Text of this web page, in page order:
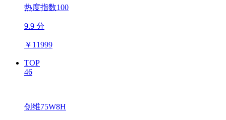
热度指数100
9.9 分
￥ 11999
TOP
46
创维75W8H